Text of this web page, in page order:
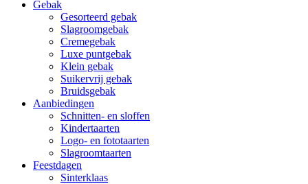
Gebak
Gesorteerd gebak
Slagroomgebak
Cremegebak
Luxe puntgebak
Klein gebak
Suikervrij gebak
Bruidsgebak
Aanbiedingen
Schnitten- en sloffen
Kindertaarten
Logo- en fototaarten
Slagroomtaarten
Feestdagen
Sinterklaas